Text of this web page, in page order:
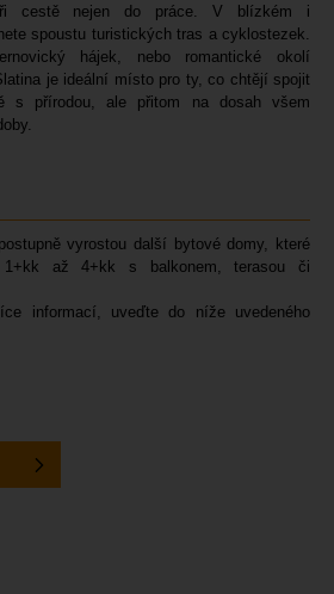
cestě nejen do práce. V blízkém i
spoustu turistických tras a cyklostezek.
hájek, nebo romantické okolí
je ideální místo pro ty, co chtějí spojit
s přírodou, ale přitom na dosah všem
vyrostou další bytové domy, které
1+kk až 4+kk s balkonem, terasou či
informací, uveďte do níže uvedeného